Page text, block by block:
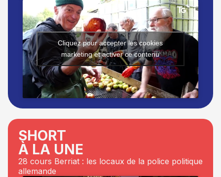
Cliquez pour accepter les cookies
marketing et activer ce contenu
SHORT
À LA UNE
28 cours Berriat : les locaux de la police politique
allemande